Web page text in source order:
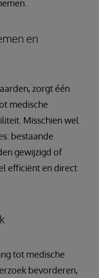
en
zorgt één
medische
Misschien wel
bestaande
gewijzigd of
efficiënt en direct
tot medische
bevorderen,